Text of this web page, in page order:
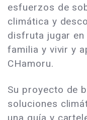
esfuerzos de
climática y
disfruta jugar
familia y vivir y
CHamoru.
Su proyecto de
soluciones